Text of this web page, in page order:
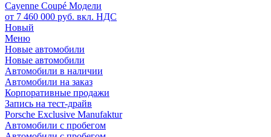
Cayenne Coupé Модели
от 7 460 000 руб. вкл. НДС
Новый
Меню
Новые автомобили
Новые автомобили
Автомобили в наличии
Автомобили на заказ
Корпоративные продажи
Запись на тест-драйв
Porsche Exclusive Manufaktur
Автомобили с пробегом